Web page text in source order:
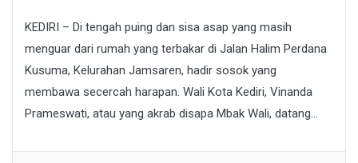
KEDIRI – Di tengah puing dan sisa asap yang masih
menguar dari rumah yang terbakar di Jalan Halim Perdana
Kusuma, Kelurahan Jamsaren, hadir sosok yang
membawa secercah harapan. Wali Kota Kediri, Vinanda
Prameswati, atau yang akrab disapa Mbak Wali, datang...